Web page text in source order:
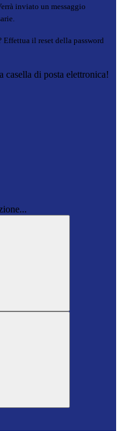
inviato un messaggio
Effettua il reset della password
casella di posta elettronica!